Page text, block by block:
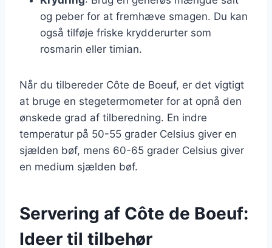
og peber for at fremhæve smagen. Du kan
også tilføje friske krydderurter som
rosmarin eller timian.
Når du tilbereder Côte de Boeuf, er det vigtigt
at bruge en stegetermometer for at opnå den
ønskede grad af tilberedning. En indre
temperatur på 50-55 grader Celsius giver en
sjælden bøf, mens 60-65 grader Celsius giver
en medium sjælden bøf.
Servering af Côte de Boeuf:
Ideer til tilbehør